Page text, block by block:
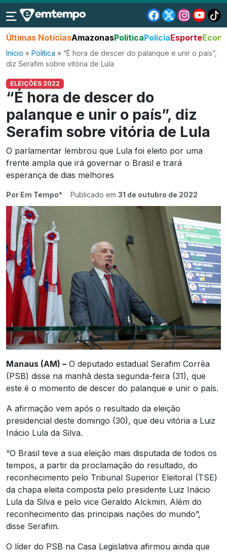
Últimas NotíciasAmazonasPolíticaPolíciaEsporte
Início » Política » “É hora de descer do palanque e unir o país”,
diz Serafim sobre vitória de Lula
ELEIÇÕES 2022
“É hora de descer do
palanque e unir o país”, diz
Serafim sobre vitória de Lula
O parlamentar lembrou que Lula foi eleito por uma
frente ampla que irá governar o Brasil e trará
esperança de dias melhores
Por Em Tempo* Publicado em 31 de outubro de 2022
Manaus (AM) – O deputado estadual Serafim Corrêa
(PSB) disse na manhã desta segunda-feira (31), que
este é o momento de descer do palanque e unir o país.
A afirmação vem após o resultado da eleição
presidencial deste domingo (30), que deu vitória a Luiz
Inácio Lula da Silva.
“O Brasil teve a sua eleição mais disputada de todos os
tempos, a partir da proclamação do resultado, do
reconhecimento pelo Tribunal Superior Eleitoral (TSE)
da chapa eleita composta pelo presidente Luiz Inácio
Lula da Silva e pelo vice Geraldo Alckmin. Além do
reconhecimento das principais nações do mundo”,
disse Serafim.
O líder do PSB na Casa Legislativa afirmou ainda que